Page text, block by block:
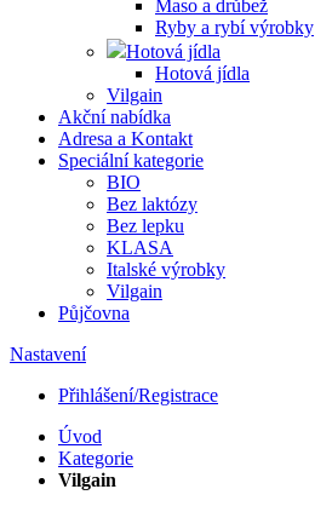
Maso a drůbež
Ryby a rybí výrobky
Hotová jídla
Hotová jídla
Vilgain
Akční nabídka
Adresa a Kontakt
Speciální kategorie
BIO
Bez laktózy
Bez lepku
KLASA
Italské výrobky
Vilgain
Půjčovna
Nastavení
Přihlášení/Registrace
Úvod
Kategorie
Vilgain